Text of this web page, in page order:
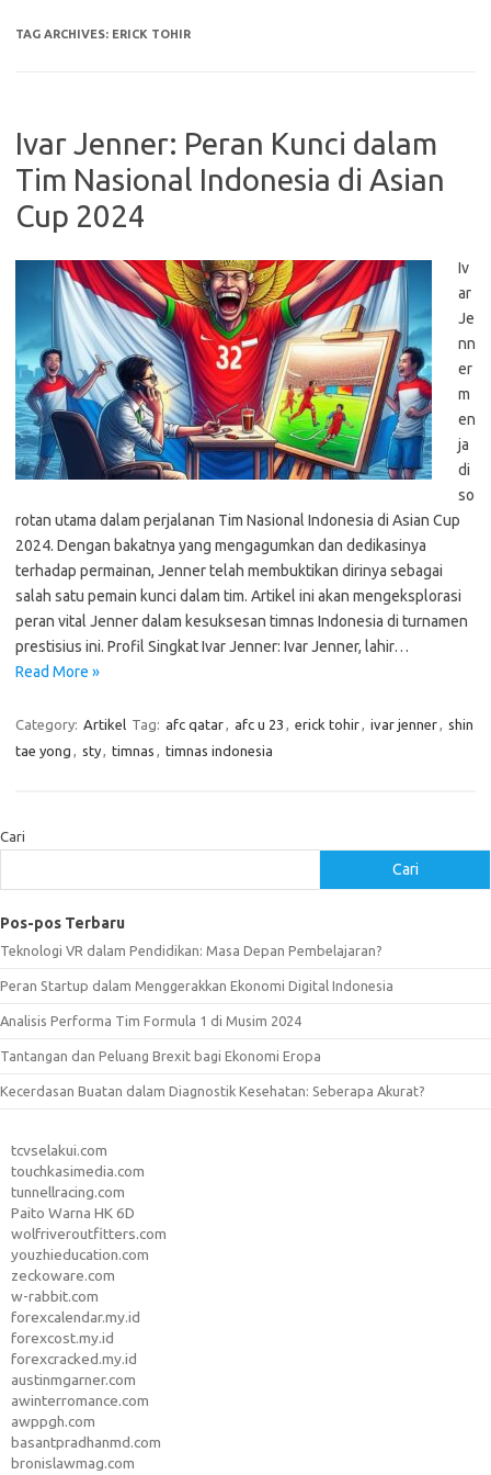
TAG ARCHIVES: ERICK TOHIR
Ivar Jenner: Peran Kunci dalam
Tim Nasional Indonesia di Asian
Cup 2024
Iv
ar
Je
nn
er
m
en
ja
di
so
rotan utama dalam perjalanan Tim Nasional Indonesia di Asian Cup
2024. Dengan bakatnya yang mengagumkan dan dedikasinya
terhadap permainan, Jenner telah membuktikan dirinya sebagai
salah satu pemain kunci dalam tim. Artikel ini akan mengeksplorasi
peran vital Jenner dalam kesuksesan timnas Indonesia di turnamen
prestisius ini. Profil Singkat Ivar Jenner: Ivar Jenner, lahir…
Read More »
Category: Artikel Tag: afc qatar, afc u 23 , erick tohir, ivar jenner, shin
tae yong , sty, timnas , timnas indonesia
Cari
Cari
Pos-pos Terbaru
Teknologi VR dalam Pendidikan: Masa Depan Pembelajaran?
Peran Startup dalam Menggerakkan Ekonomi Digital Indonesia
Analisis Performa Tim Formula 1 di Musim 2024
Tantangan dan Peluang Brexit bagi Ekonomi Eropa
Kecerdasan Buatan dalam Diagnostik Kesehatan: Seberapa Akurat?
tcvselakui.com
touchkasimedia.com
tunnellracing.com
Paito Warna HK 6D
wolfriveroutfitters.com
youzhieducation.com
zeckoware.com
w-rabbit.com
forexcalendar.my.id
forexcost.my.id
forexcracked.my.id
austinmgarner.com
awinterromance.com
awppgh.com
basantpradhanmd.com
bronislawmag.com